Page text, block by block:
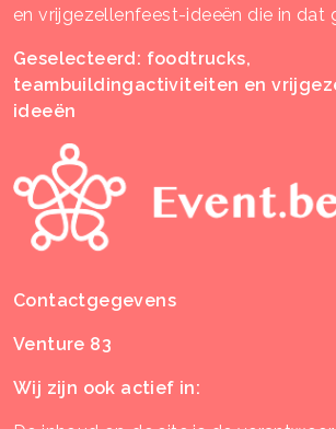
en vrijgezellenfeest-ideeën die in dat
Geselecteerd: foodtrucks,
teambuildingactiviteiten en
ideeën
Contactgegevens
Venture 83
Wij zijn ook actief in: